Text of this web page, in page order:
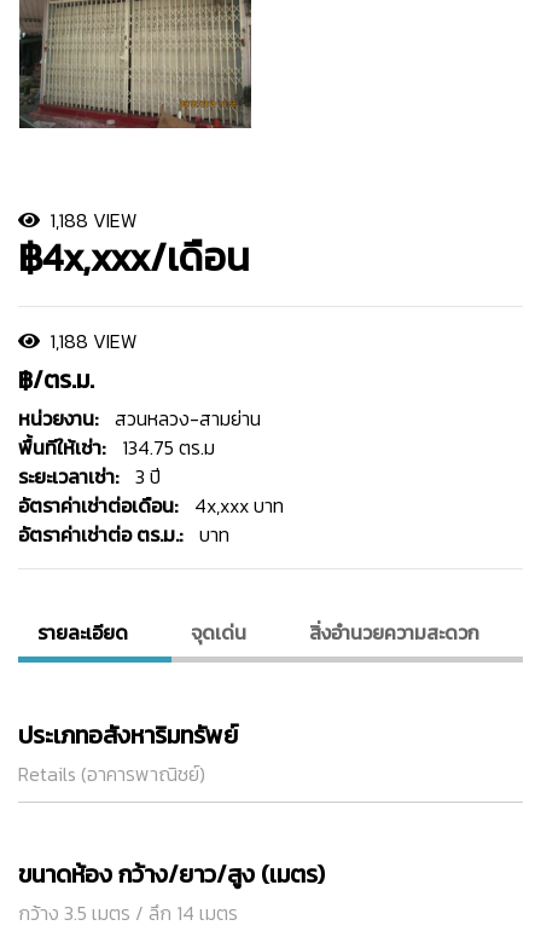
1,188 VIEW
฿4x,xxx/เดือน
1,188 VIEW
฿/ตร.ม.
หน่วยงาน: สวนหลวง-สามย่าน
พื้นทีให้เช่า:
134.75 ตร.ม
ระยะเวลาเช่า: 3 ปี
อัตราค่าเช่าต่อเดือน:
4x,xxx บาท
อัตราค่าเช่าต่อ ตร.ม.: บาท
รายละเอียด จุดเด่น สิ่งอํานวยความสะดวก
ประเภทอสังหาริมทรัพย์
Retails (อาคารพาณิชย์)
ขนาดห้อง กว้าง/ยาว/สูง (เมตร)
กว้าง 3.5 เมตร / ลึก 14 เมตร